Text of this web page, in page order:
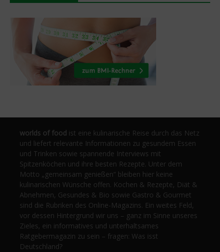
worlds of food ist eine kulinarische Reise durch das Netz
und liefert relevante Informationen zu gesundem Essen
und Trinken sowie spannende Interviews mit
Spitzenköchen und ihre besten Rezepte. Unter dem
Motto „gemeinsam genießen“ bleiben hier keine
kulinarischen Wünsche offen. Kochen & Rezepte, Diät &
Abnehmen, Gesundes & Bio sowie Gastro & Gourmet
sind die Rubriken des Online-Magazins. Ein weites Feld,
vor dessen Hintergrund wir uns – ganz im Sinne unseres
Zieles, ein informatives und unterhaltsames
Ratgebermagazin zu sein – fragen: Was isst
Deutschland?